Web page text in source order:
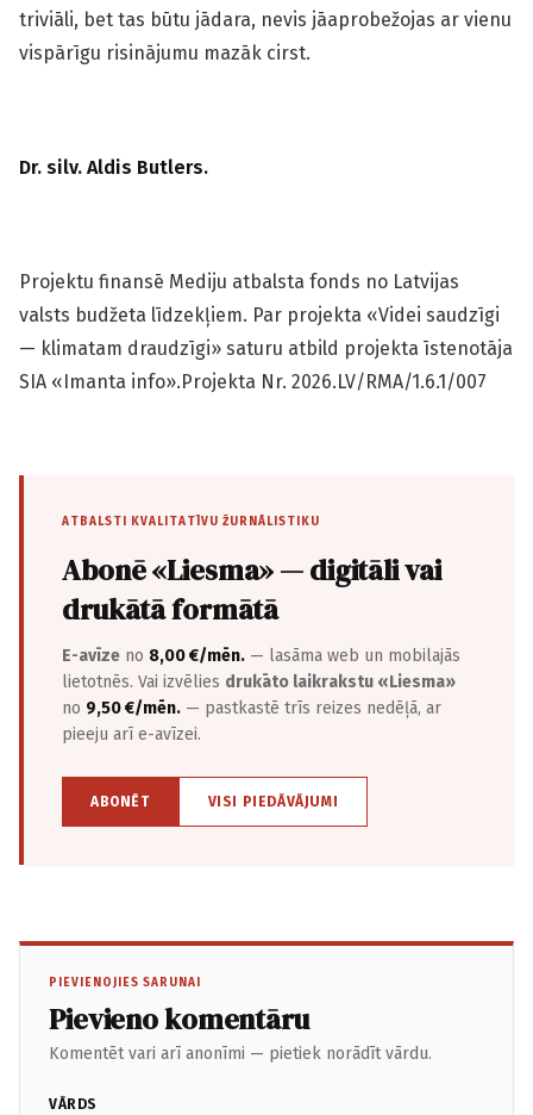
triviāli, bet tas būtu jādara, nevis jāaprobežojas ar vienu
vispārīgu risinājumu mazāk cirst.
Dr. silv. Aldis Butlers.
Projektu finansē Mediju atbalsta fonds no Latvijas
valsts budžeta līdzekļiem. Par projekta «Videi saudzīgi
— klimatam draudzīgi» saturu atbild projekta īstenotāja
SIA «Imanta info».Projekta Nr. 2026.LV/RMA/1.6.1/007
ATBALSTI KVALITATĪVU ŽURNĀLISTIKU
Abonē «Liesma» — digitāli vai
drukātā formātā
E-avīze no 8,00 €/mēn. — lasāma web un mobilajās
lietotnēs. Vai izvēlies drukāto laikrakstu «Liesma»
no 9,50 €/mēn. — pastkastē trīs reizes nedēļā, ar
pieeju arī e-avīzei.
ABONĒT VISI PIEDĀVĀJUMI
PIEVIENOJIES SARUNAI
Pievieno komentāru
Komentēt vari arī anonīmi — pietiek norādīt vārdu.
VĀRDS